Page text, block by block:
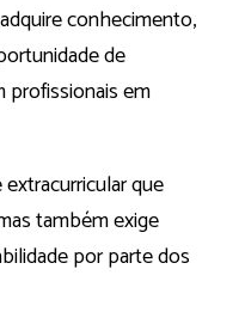
conhecimento,
de
em
que
também exige
por parte dos